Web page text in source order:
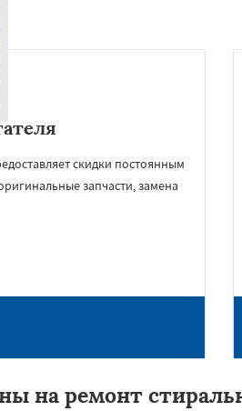
скидки постоянным
запчасти, замена
на ремонт